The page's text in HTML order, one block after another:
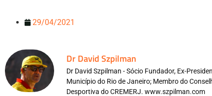
29/04/2021
Dr David Szpilman
Dr David Szpilman - Sócio Fundador, Ex-
Município do Rio de Janeiro; Membro do
Desportiva do CREMERJ. www.szpilman.com